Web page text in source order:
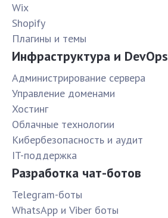
Wix
Shopify
Плагины и темы
Инфраструктура и DevOps
Администрирование сервера
Управление доменами
Хостинг
Облачные технологии
Кибербезопасность и аудит
IT-поддержка
Разработка чат-ботов
Telegram-боты
WhatsApp и Viber боты